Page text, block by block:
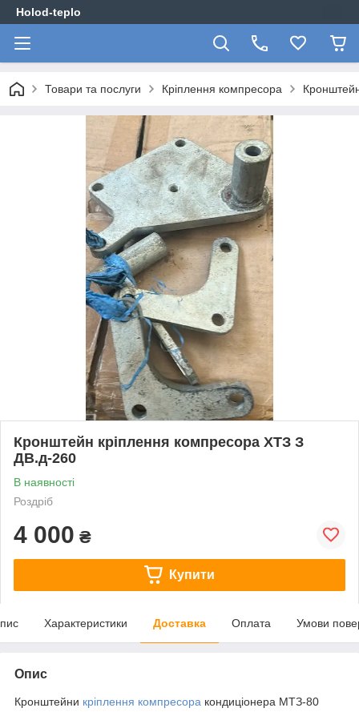
Holod-teplo
Товари та послуги Кріплення компресора
Кронштейн кріплення компресора ХТЗ З
ДВ.д-260
В наявності
Роздріб
4 000 ₴
Купити
Характеристики Доставка Оплата Умови
Опис
Кронштейни кріплення компресора кондиціонера МТЗ-80